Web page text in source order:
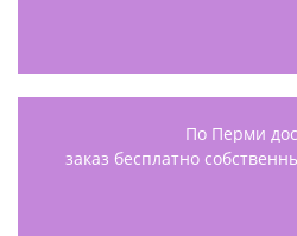
По Перми
заказ бесплатно